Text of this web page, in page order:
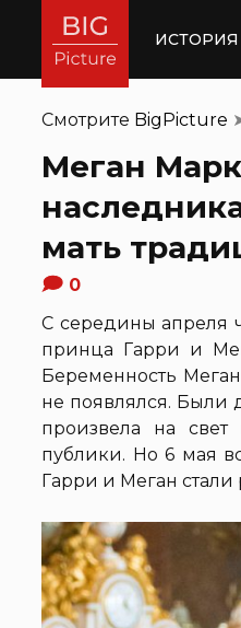
ИСТОРИЯ
Смотрите BigPicture
Меган
мать
0
С середины апреля
принца Гарри и
Беременность
не появлялся. Были
произвела на
публики. Но 6 мая
Гарри и Меган